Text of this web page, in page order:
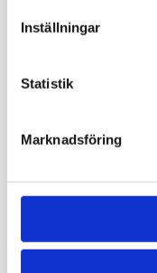
Inställningar
Statistik
Marknadsföring
gård med många